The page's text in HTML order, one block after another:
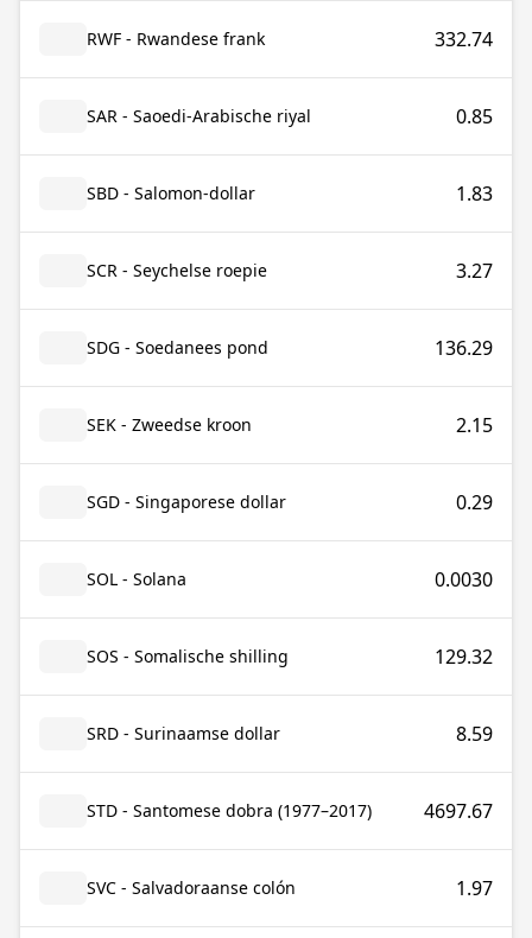
RWF - Rwandese frank 332.74
SAR - Saoedi-Arabische riyal 0.85
SBD - Salomon-dollar 1.83
SCR - Seychelse roepie 3.27
SDG - Soedanees pond 136.29
SEK - Zweedse kroon 2.15
SGD - Singaporese dollar 0.29
SOL - Solana 0.0030
SOS - Somalische shilling 129.32
SRD - Surinaamse dollar 8.59
STD - Santomese dobra (1977–2017) 4697.67
SVC - Salvadoraanse colón 1.97